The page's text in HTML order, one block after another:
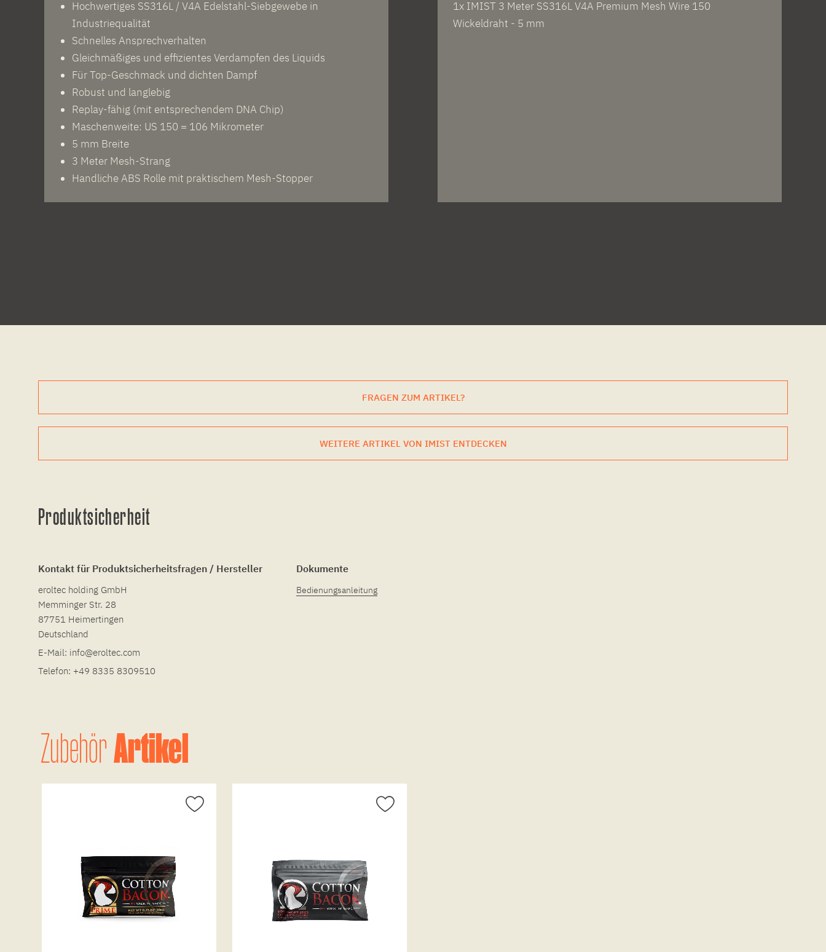
Hochwertiges SS316L / V4A Edelstahl-Siebgewebe in
Industriequalität
Schnelles Ansprechverhalten
Gleichmäßiges und effizientes Verdampfen des Liquids
Für Top-Geschmack und dichten Dampf
Robust und langlebig
Replay-fähig (mit entsprechendem DNA Chip)
Maschenweite: US 150 = 106 Mikrometer
5 mm Breite
3 Meter Mesh-Strang
Handliche ABS Rolle mit praktischem Mesh-Stopper
1x IMIST 3 Meter SS316L V4A Premium Mesh Wire 150
Wickeldraht - 5 mm
FRAGEN ZUM ARTIKEL?
WEITERE ARTIKEL VON IMIST ENTDECKEN
Produktsicherheit
Kontakt für Produktsicherheitsfragen / Hersteller
eroltec holding GmbH
Memminger Str. 28
87751 Heimertingen
Deutschland
E-Mail: info@eroltec.com
Telefon: +49 8335 8309510
Dokumente
Bedienungsanleitung
ZubehörArtikel